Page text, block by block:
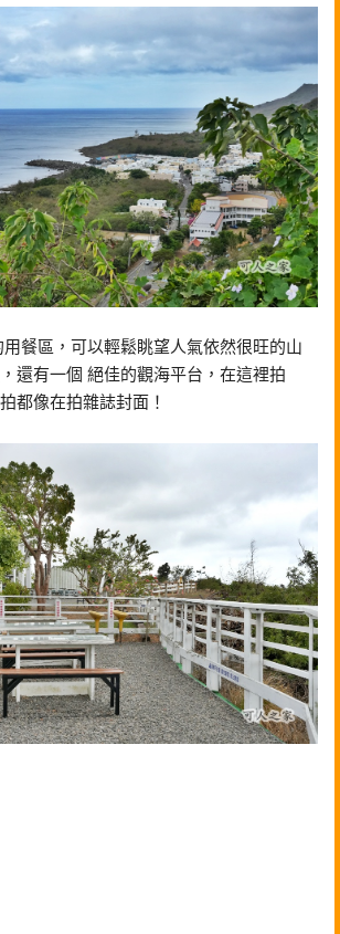
餐區，可以輕鬆眺望人氣依然很旺的山
還有一個 絕佳的觀海平台，在這裡拍
都像在拍雜誌封面！